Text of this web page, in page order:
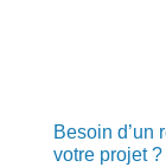
Besoin d’un
votre projet ?